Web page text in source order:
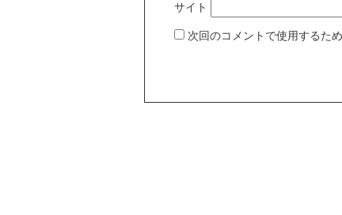
サイト
次回のコメントで使用するた